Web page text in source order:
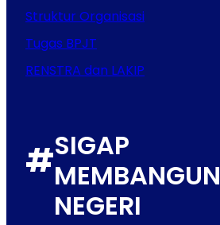
Struktur Organisasi
Tugas BPJT
RENSTRA dan LAKIP
#SIGAP
MEMBANGUN
NEGERI